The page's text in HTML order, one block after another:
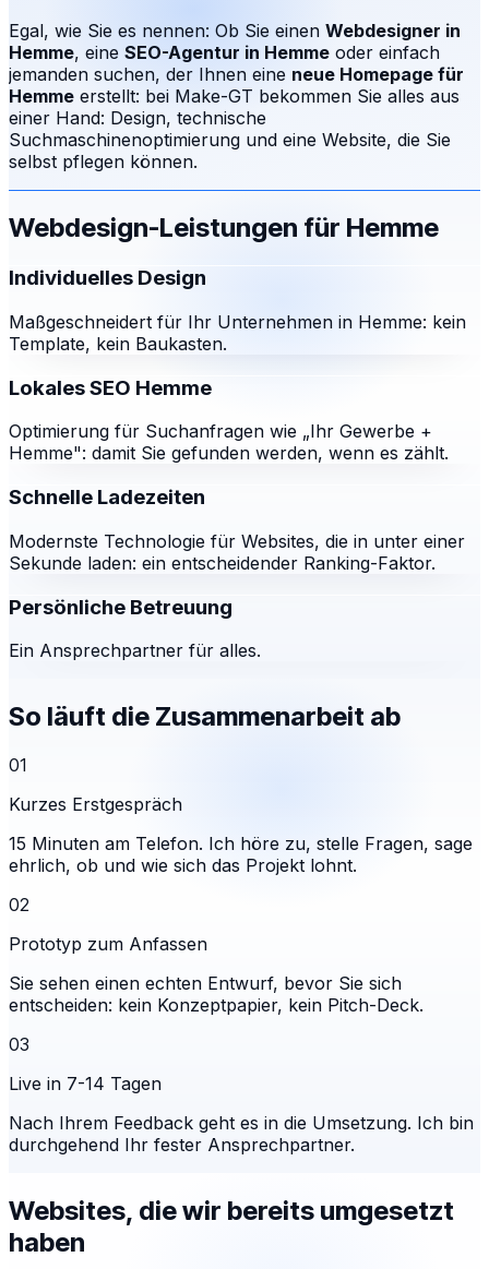
Egal, wie Sie es nennen: Ob Sie einen Webdesigner in
Hemme, eine SEO-Agentur in Hemme oder einfach
jemanden suchen, der Ihnen eine neue Homepage für
Hemme erstellt: bei Make-GT bekommen Sie alles aus
einer Hand: Design, technische
Suchmaschinenoptimierung und eine Website, die Sie
selbst pflegen können.
Webdesign-Leistungen für Hemme
Individuelles Design
Maßgeschneidert für Ihr Unternehmen in Hemme: kein
Template, kein Baukasten.
Lokales SEO Hemme
Optimierung für Suchanfragen wie „Ihr Gewerbe +
Hemme": damit Sie gefunden werden, wenn es zählt.
Schnelle Ladezeiten
Modernste Technologie für Websites, die in unter einer
Sekunde laden: ein entscheidender Ranking-Faktor.
Persönliche Betreuung
Ein Ansprechpartner für alles.
So läuft die Zusammenarbeit ab
01
Kurzes Erstgespräch
15 Minuten am Telefon. Ich höre zu, stelle Fragen, sage
ehrlich, ob und wie sich das Projekt lohnt.
02
Prototyp zum Anfassen
Sie sehen einen echten Entwurf, bevor Sie sich
entscheiden: kein Konzeptpapier, kein Pitch-Deck.
03
Live in 7-14 Tagen
Nach Ihrem Feedback geht es in die Umsetzung. Ich bin
durchgehend Ihr fester Ansprechpartner.
Websites, die wir bereits umgesetzt
haben